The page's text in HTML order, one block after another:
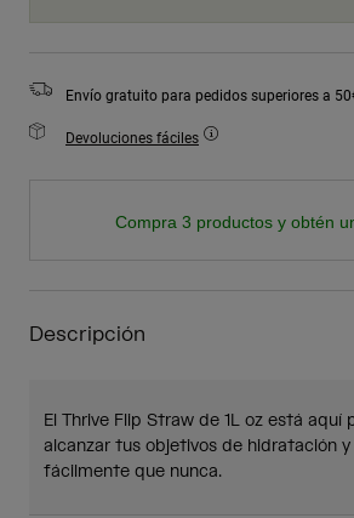
Envío gratuito para pedidos superiores a
Devoluciones fáciles
Compra 3 productos y obtén
Descripción
El Thrive Flip Straw de 1L oz está aquí
alcanzar tus objetivos de hidratación
fácilmente que nunca.